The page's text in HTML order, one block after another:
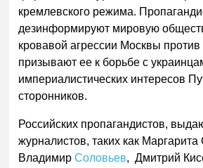
кремлевского режима.
дезинформируют мировую
кровавой агрессии Москвы
призывают ее к борьбе с
империалистических интересов
сторонников.
Российских пропагандистов,
журналистов, таких как
ВладимирСоловьев, Дмитрий